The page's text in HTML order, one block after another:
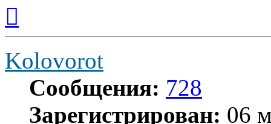
началу
Kolovorot
Сообщения: 728
Зарегистрирован: 06